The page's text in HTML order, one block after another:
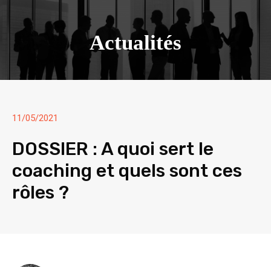
Actualités
11/05/2021
DOSSIER : A quoi sert le
coaching et quels sont ces
rôles ?